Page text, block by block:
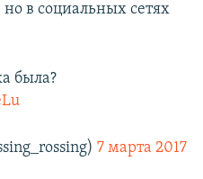
в социальных сетях
была?
7 марта 2017